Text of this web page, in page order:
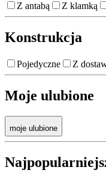
Z antabą Z klamką
Konstrukcja
Pojedyczne Z
Moje ulubione
moje ulubione